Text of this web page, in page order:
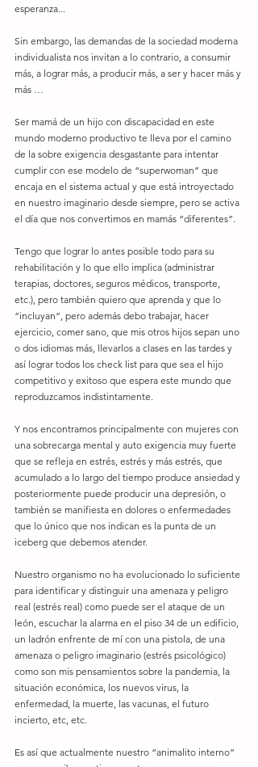
esperanza...
Sin embargo, las demandas de la sociedad moderna
individualista nos invitan a lo contrario, a consumir
más, a lograr más, a producir más, a ser y hacer más y
más …
Ser mamá de un hijo con discapacidad en este
mundo moderno productivo te lleva por el camino
de la sobre exigencia desgastante para intentar
cumplir con ese modelo de “superwoman” que
encaja en el sistema actual y que está introyectado
en nuestro imaginario desde siempre, pero se activa
el día que nos convertimos en mamás “diferentes”.
Tengo que lograr lo antes posible todo para su
rehabilitación y lo que ello implica (administrar
terapias, doctores, seguros médicos, transporte,
etc.), pero también quiero que aprenda y que lo
“incluyan”, pero además debo trabajar, hacer
ejercicio, comer sano, que mis otros hijos sepan uno
o dos idiomas más, llevarlos a clases en las tardes y
así lograr todos los check list para que sea el hijo
competitivo y exitoso que espera este mundo que
reproduzcamos indistintamente.
Y nos encontramos principalmente con mujeres con
una sobrecarga mental y auto exigencia muy fuerte
que se refleja en estrés, estrés y más estrés, que
acumulado a lo largo del tiempo produce ansiedad y
posteriormente puede producir una depresión, o
también se manifiesta en dolores o enfermedades
que lo único que nos indican es la punta de un
iceberg que debemos atender.
Nuestro organismo no ha evolucionado lo suficiente
para identificar y distinguir una amenaza y peligro
real (estrés real) como puede ser el ataque de un
león, escuchar la alarma en el piso 34 de un edificio,
un ladrón enfrente de mí con una pistola, de una
amenaza o peligro imaginario (estrés psicológico)
como son mis pensamientos sobre la pandemia, la
situación económica, los nuevos virus, la
enfermedad, la muerte, las vacunas, el futuro
incierto, etc, etc.
Es así que actualmente nuestro “animalito interno”